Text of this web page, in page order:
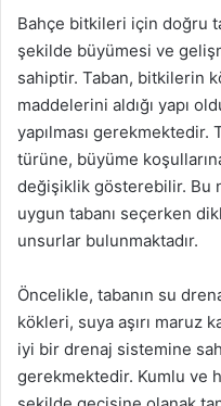
Bahçe bitkileri için doğru
şekilde büyümesi ve
sahiptir. Taban, bitkilerin
maddelerini aldığı yapı
yapılması gerekmektedir.
türüne, büyüme
değişiklik gösterebilir. Bu
uygun tabanı seçerken
unsurlar bulunmaktadır.
Öncelikle, tabanın su
kökleri, suya aşırı maruz
iyi bir drenaj sistemine
gerekmektedir. Kumlu ve